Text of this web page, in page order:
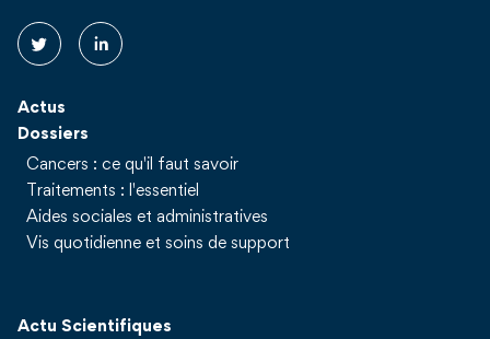
Actus
Dossiers
Cancers : ce qu'il faut savoir
Traitements : l'essentiel
Aides sociales et administratives
Vis quotidienne et soins de support
Actu Scientifiques